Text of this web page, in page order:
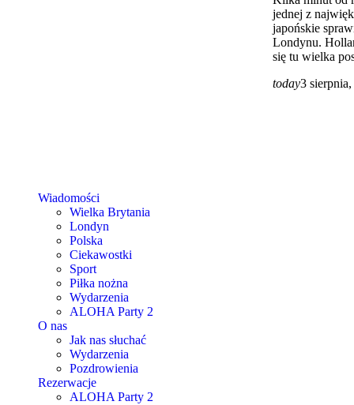
jednej z
japońskie
Londynu.
się tu wielka
today3
Wiadomości
Wielka Brytania
Londyn
Polska
Ciekawostki
Sport
Piłka nożna
Wydarzenia
ALOHA Party 2
O nas
Jak nas słuchać
Wydarzenia
Pozdrowienia
Rezerwacje
ALOHA Party 2